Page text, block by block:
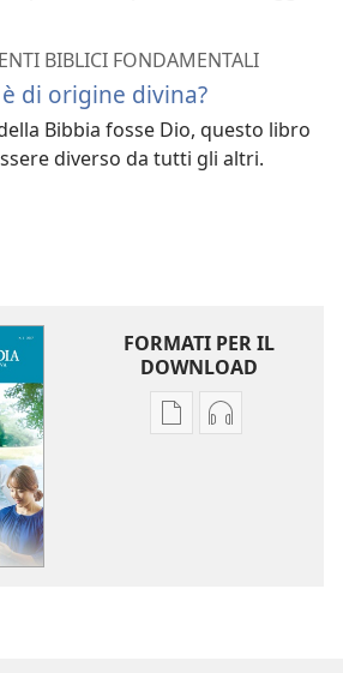
BIBLICI FONDAMENTALI
di origine divina?
Bibbia fosse Dio, questo libro
diverso da tutti gli altri.
FORMATI PER IL
DOWNLOAD
OpzioniOpzioni